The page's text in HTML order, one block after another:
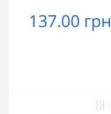
137.00 грн